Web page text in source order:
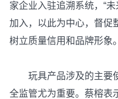
家企业入驻追溯系统，“
加入，以此为中心，督促
树立质量信用和品牌形象
玩具产品涉及的主要使
全监管尤为重要。蔡榕表